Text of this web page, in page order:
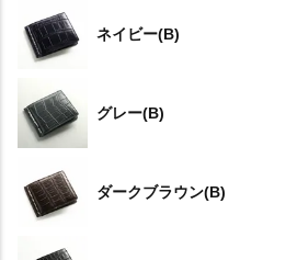
ネイビー(B)
グレー(B)
ダークブラウン(B)